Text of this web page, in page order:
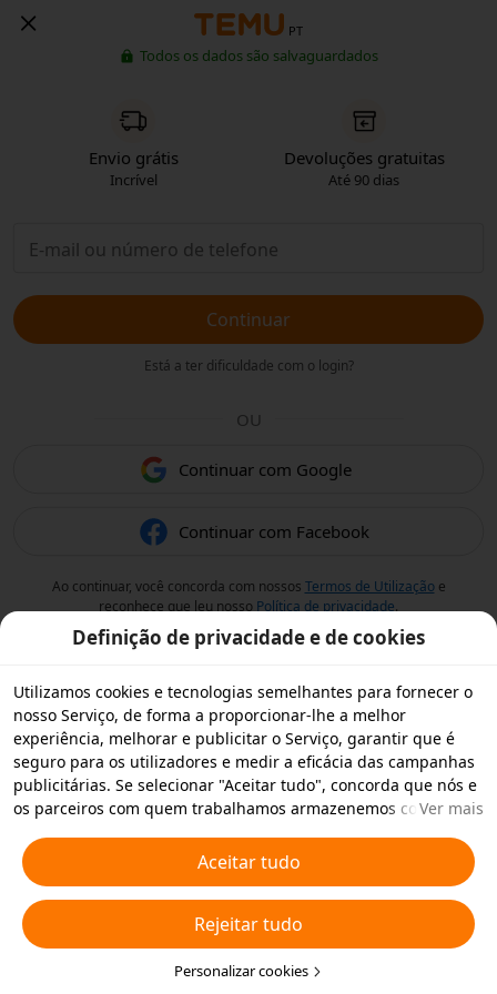
PT
Todos os dados são salvaguardados
Envio grátis
Incrível
Devoluções gratuitas
Até 90 dias
Continuar
Está a ter dificuldade com o login?
OU
Continuar com Google
Continuar com Facebook
Ao continuar, você concorda com nossos Termos de Utilizaçãoe
reconhece que leu nosso Política de privacidade.
Definição de privacidade e de cookies
Utilizamos cookies e tecnologias semelhantes para fornecer o
nosso Serviço, de forma a proporcionar-lhe a melhor
experiência, melhorar e publicitar o Serviço, garantir que é
seguro para os utilizadores e medir a eficácia das campanhas
publicitárias. Se selecionar "Aceitar tudo", concorda que nós e
os parceiros com quem trabalhamos armazenemos cookies e
publicitários. Também pode "Rejeitar todos" os cookies não
essenciais ou escolher os tipos de cookies que pretende
aceitar ou desativar clicando em "Personalizar cookies" abaixo
ou em qualquer altura nas suas definições de privacidade.
Para obter mais informações, consulte a nossaPolítica relativa
a Cookies e Tecnologias Semelhantes.
Ver mais
Aceitar tudo
Rejeitar tudo
Personalizar cookies